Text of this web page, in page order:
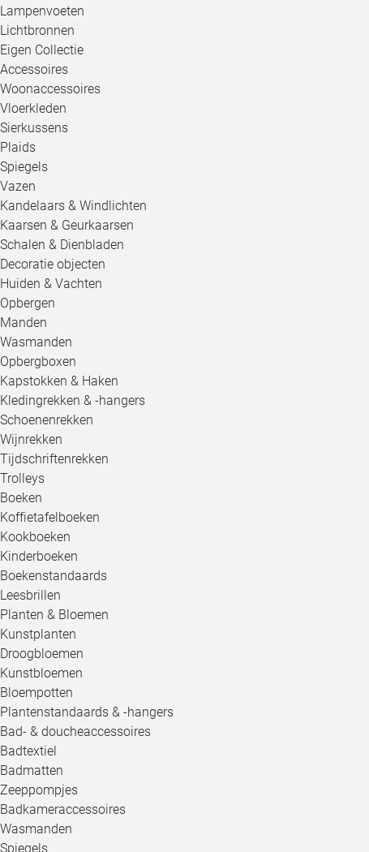
Lampenvoeten
Lichtbronnen
Eigen Collectie
Accessoires
Woonaccessoires
Vloerkleden
Sierkussens
Plaids
Spiegels
Vazen
Kandelaars & Windlichten
Kaarsen & Geurkaarsen
Schalen & Dienbladen
Decoratie objecten
Huiden & Vachten
Opbergen
Manden
Wasmanden
Opbergboxen
Kapstokken & Haken
Kledingrekken & -hangers
Schoenenrekken
Wijnrekken
Tijdschriftenrekken
Trolleys
Boeken
Koffietafelboeken
Kookboeken
Kinderboeken
Boekenstandaards
Leesbrillen
Planten & Bloemen
Kunstplanten
Droogbloemen
Kunstbloemen
Bloempotten
Plantenstandaards & -hangers
Bad- & doucheaccessoires
Badtextiel
Badmatten
Zeeppompjes
Badkameraccessoires
Wasmanden
Spiegels